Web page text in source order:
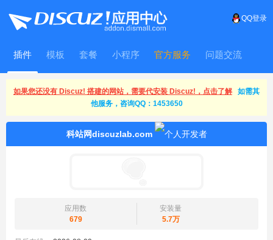
QQ登录
插件 模板 套餐 小程序 官方服务 问题交流
WitFrame
如果您还没有 Discuz! 搭建的网站，需要代安装 Discuz!，点击了解
如需其
他服务，咨询QQ：1453650
科站网discuzlab.com
应用数
679
安装量
5.7万